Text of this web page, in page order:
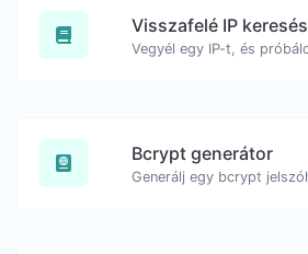
Visszafelé IP keresés
Bcrypt generátor